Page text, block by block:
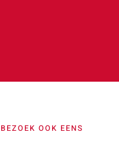
BEZOEK OOK EENS